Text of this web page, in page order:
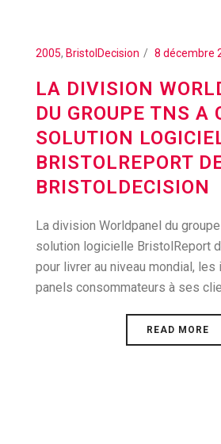
2005, BristolDecision 8 décembre
LA DIVISION
DU GROUPE TNS A
SOLUTION
BRISTOLREPORT
BRISTOLDECISION
La division Worldpanel du
solution logicielle BristolReport
pour livrer au niveau mondial, les
panels consommateurs à ses
READ MORE